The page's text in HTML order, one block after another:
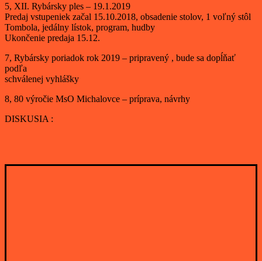
5, XII. Rybársky ples – 19.1.2019
Predaj vstupeniek začal 15.10.2018, obsadenie stolov, 1 voľný stôl
Tombola, jedálny lístok, program, hudby
Ukončenie predaja 15.12.
7, Rybársky poriadok rok 2019 – pripravený , bude sa dopĺňať
podľa
schválenej vyhlášky
8, 80 výročie MsO Michalovce – príprava, návrhy
DISKUSIA :